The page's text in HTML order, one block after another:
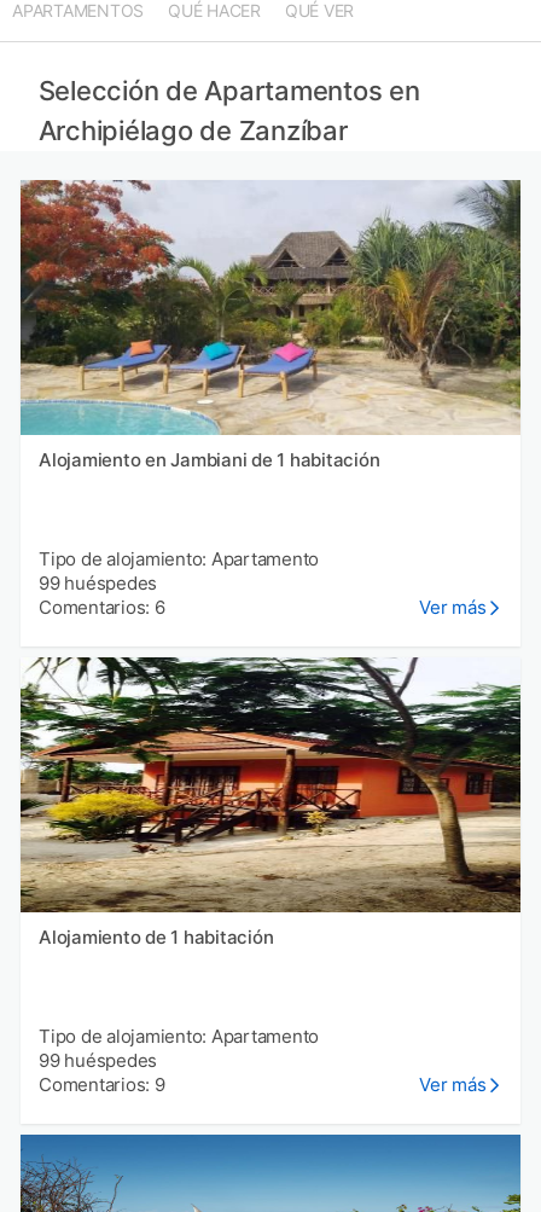
Apartamentos en Reunión
Apartamentos en Port Louis
Apartamentos en Pamplemousses
APARTAMENTOS QUÉ HACER QUÉ VER
Selección de Apartamentos en
Archipiélago de Zanzíbar
Alojamiento en Jambiani de 1 habitación
Tipo de alojamiento: Apartamento
99 huéspedes
Comentarios: 6
Ver más
Alojamiento de 1 habitación
Tipo de alojamiento: Apartamento
99 huéspedes
Comentarios: 9
Ver más